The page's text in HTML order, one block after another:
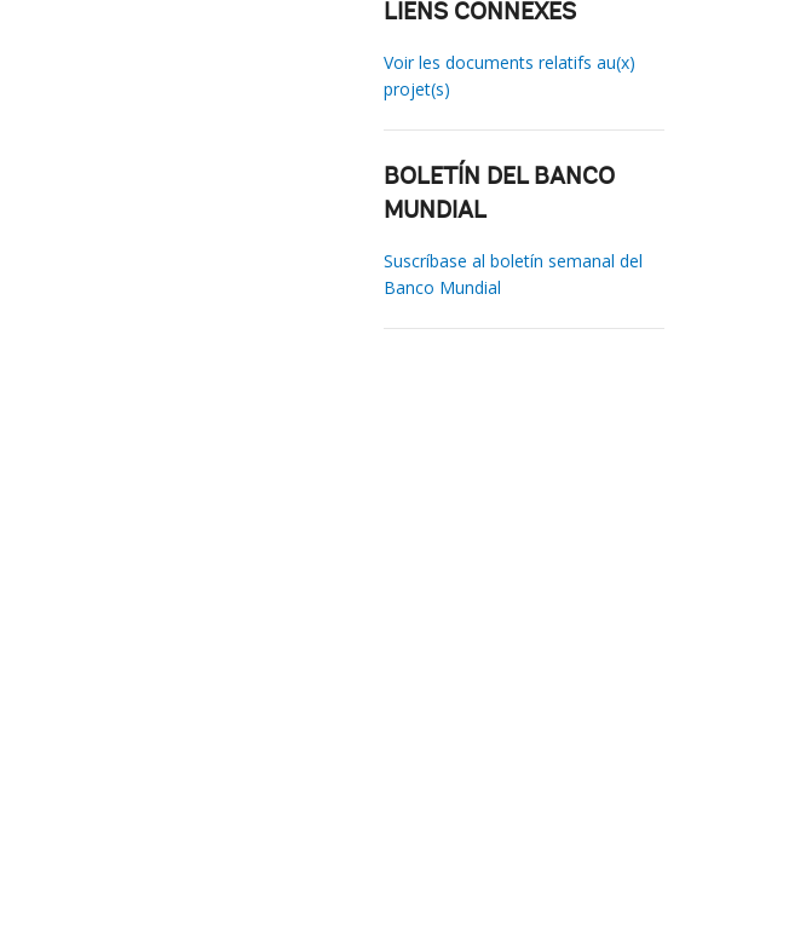
LIENS CONNEXES
Voir les documents relatifs au(x)
projet(s)
BOLETÍN DEL BANCO
MUNDIAL
Suscríbase al boletín semanal del
Banco Mundial